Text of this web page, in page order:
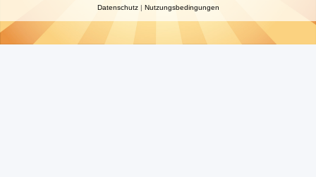
Datenschutz| Nutzungsbedingungen